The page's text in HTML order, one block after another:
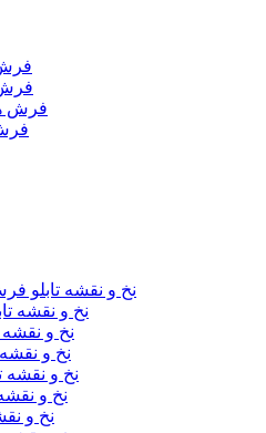
فرش
نخ و نقشه تابلو
نخ و نقشه
نخ و
نخ و
نخ و نقشه
نخ و
نخ و